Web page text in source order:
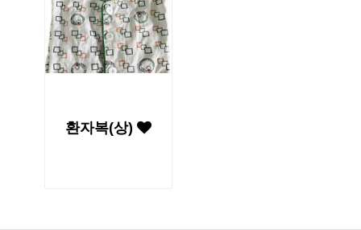
환자복(상)